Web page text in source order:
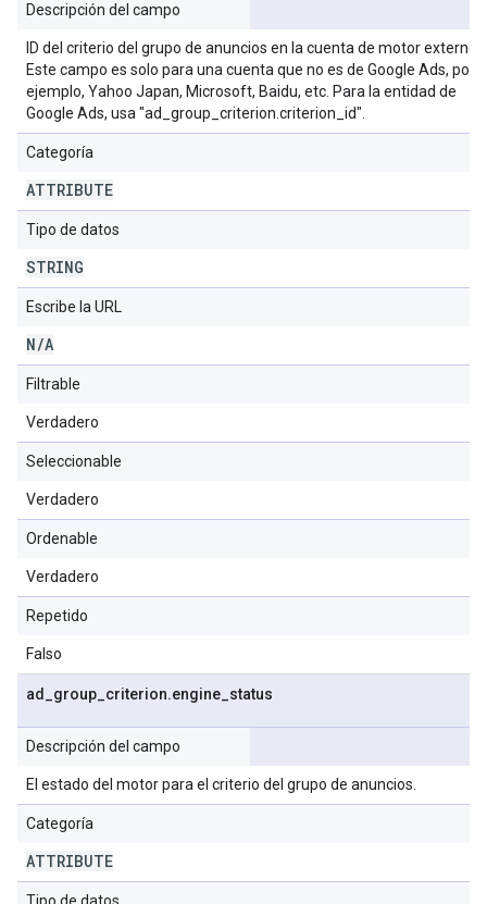
Descripción del campo
ID del criterio del grupo de anuncios en la cuenta de motor externo.
Este campo es solo para una cuenta que no es de Google Ads, por
ejemplo, Yahoo Japan, Microsoft, Baidu, etc. Para la entidad de
Google Ads, usa "ad_group_criterion.criterion_id".
Categoría
ATTRIBUTE
Tipo de datos
STRING
Escribe la URL
N/A
Filtrable
Verdadero
Seleccionable
Verdadero
Ordenable
Verdadero
Repetido
Falso
ad group criterion.engine status
Descripción del campo
El estado del motor para el criterio del grupo de anuncios.
Categoría
ATTRIBUTE